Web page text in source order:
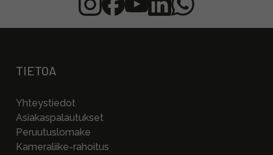
TIETOA
Yhteystiedot
Asiakaspalautukset
Peruutuslomake
Kameraliike-rahoitus